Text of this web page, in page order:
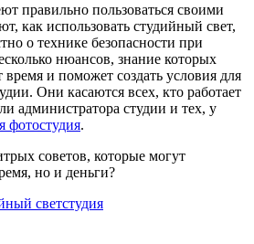
правильно пользоваться своими
как использовать студийный свет,
о технике безопасности при
нюансов, знание которых
и поможет создать условия для
Они касаются всех, кто работает
администратора студии и тех, у
фотостудия.
советов, которые могут
но и деньги?
светстудия